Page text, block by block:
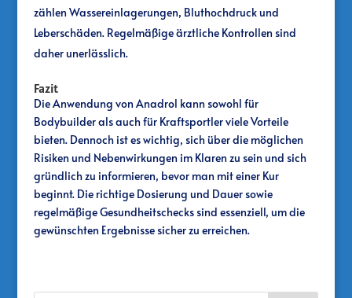
zählen Wassereinlagerungen, Bluthochdruck und
Leberschäden. Regelmäßige ärztliche Kontrollen sind
daher unerlässlich.
Fazit
Die Anwendung von Anadrol kann sowohl für
Bodybuilder als auch für Kraftsportler viele Vorteile
bieten. Dennoch ist es wichtig, sich über die möglichen
Risiken und Nebenwirkungen im Klaren zu sein und sich
gründlich zu informieren, bevor man mit einer Kur
beginnt. Die richtige Dosierung und Dauer sowie
regelmäßige Gesundheitschecks sind essenziell, um die
gewünschten Ergebnisse sicher zu erreichen.